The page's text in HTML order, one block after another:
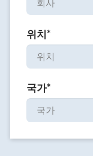
위치*
국가*